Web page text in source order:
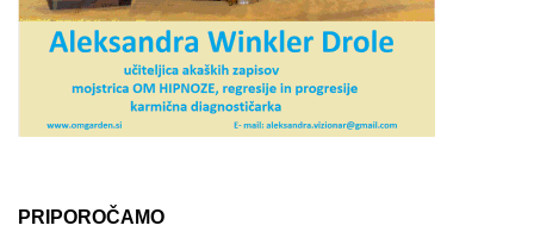
PRIPOROČAMO